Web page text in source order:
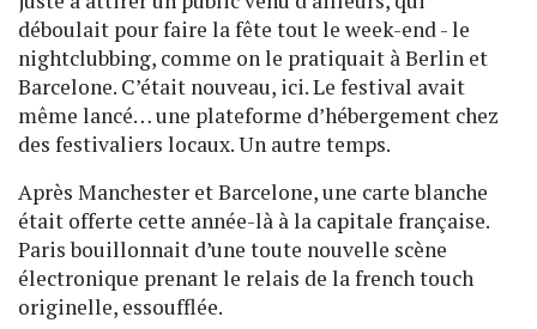
déboulait pour faire la fête tout le week-end - le
nightclubbing, comme on le pratiquait à Berlin et
Barcelone. C’était nouveau, ici. Le festival avait
même lancé… une plateforme d’hébergement chez
des festivaliers locaux. Un autre temps.
Après Manchester et Barcelone, une carte blanche
était offerte cette année-là à la capitale française.
Paris bouillonnait d’une toute nouvelle scène
électronique prenant le relais de la french touch
originelle, essoufflée.